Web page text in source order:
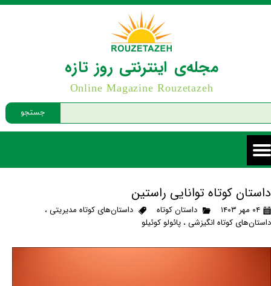
جستجو
مجله‌ی اینترنتی روز تازه
Online Magazine Rouzetazeh
داستان کوتاه توانایی راستین
۰۴ مهر ۱۴۰۳ داستان کوتاه داستان‌های کوتاه مدیریتی،
داستان‌های کوتاه انگیزشی، پائولو کوئیلو